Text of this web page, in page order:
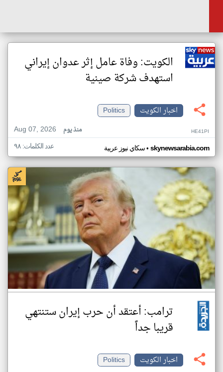
الكويت: وفاة عامل إثر عدوان إيراني
استهدف شركة صينية
اخبار الكويت
Politics
Aug 07, 2026
منذ يوم HE41PI
سكاي نيوز عربية• skynewsarabia.com عدد الكلمات: ٩٨
ترامب: أعتقد أن حرب إيران ستنتهي
قريبا جداً
اخبار الكويت
Politics